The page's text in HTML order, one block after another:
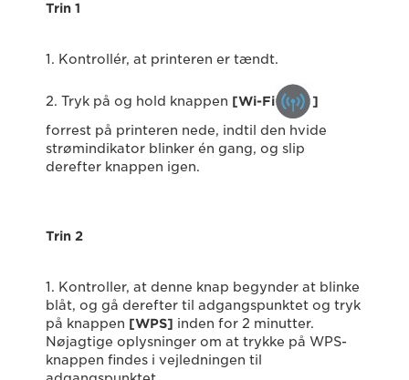
Trin 1
1. Kontrollér, at printeren er tændt.
2. Tryk på og hold knappen [Wi-Fi ]
forrest på printeren nede, indtil den hvide
strømindikator blinker én gang, og slip
derefter knappen igen.
Trin 2
1. Kontroller, at denne knap begynder at blinke
blåt, og gå derefter til adgangspunktet og tryk
på knappen [WPS] inden for 2 minutter.
Nøjagtige oplysninger om at trykke på WPS-
knappen findes i vejledningen til